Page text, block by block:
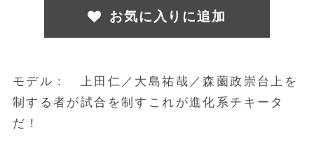
お気に入りに追加
モデル： 上田仁／大島祐哉／森薗政崇台上を
制する者が試合を制すこれが進化系チキータ
だ！